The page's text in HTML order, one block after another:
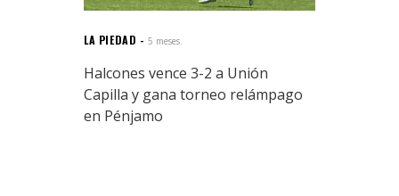
LA PIEDAD 5 meses.
Halcones vence 3-2 a Unión
Capilla y gana torneo relámpago
en Pénjamo